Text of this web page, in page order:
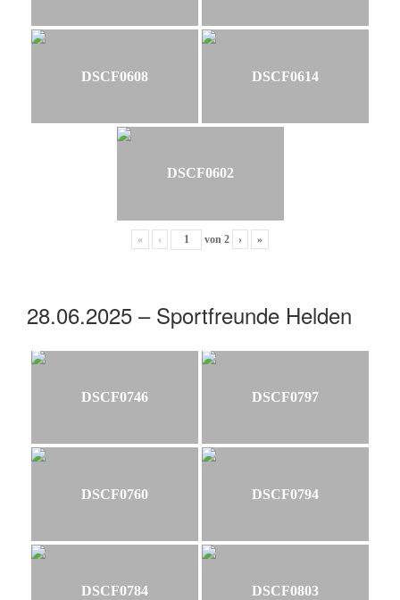
DSCF0608 DSCF0614
DSCF0602
« ‹ von 2 › »
28.06.2025 – Sportfreunde Helden
DSCF0746 DSCF0797
DSCF0760 DSCF0794
DSCF0784 DSCF0803